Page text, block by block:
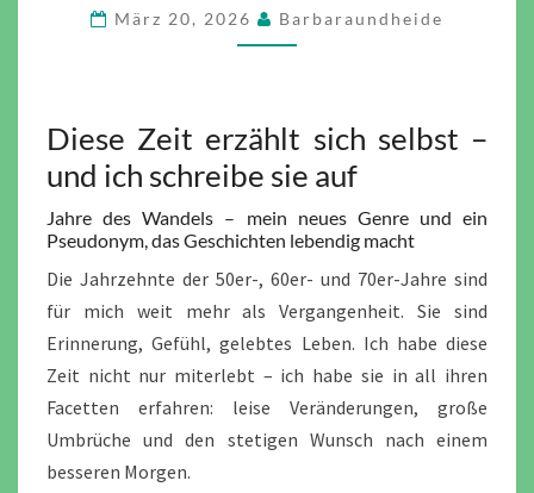
–
SCHREIBE
SIE
AUF
März 20, 2026 Barbaraundheide
Diese Zeit erzählt sich selbst –
und ich schreibe sie auf
Jahre des Wandels – mein neues Genre und ein
Pseudonym, das Geschichten lebendig macht
Die Jahrzehnte der 50er-, 60er- und 70er-Jahre sind
für mich weit mehr als Vergangenheit. Sie sind
Erinnerung, Gefühl, gelebtes Leben. Ich habe diese
Zeit nicht nur miterlebt – ich habe sie in all ihren
Facetten erfahren: leise Veränderungen, große
Umbrüche und den stetigen Wunsch nach einem
besseren Morgen.